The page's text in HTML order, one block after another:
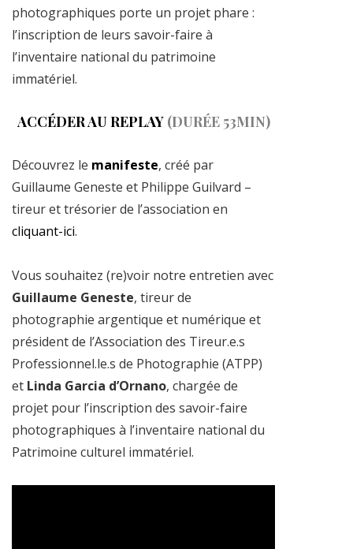
photographiques porte un projet phare :
l’inscription de leurs savoir-faire à
l’inventaire national du patrimoine
immatériel.
ACCÉDER AU REPLAY(DURÉE 53MIN)
Découvrez le manifeste, créé par
Guillaume Geneste et Philippe Guilvard –
tireur et trésorier de l’association en
cliquant-ici.
Vous souhaitez (re)voir notre entretien avec
Guillaume Geneste, tireur de
photographie argentique et numérique et
président de l’Association des Tireur.e.s
Professionnel.le.s de Photographie (ATPP)
et Linda Garcia d’Ornano, chargée de
projet pour l’inscription des savoir-faire
photographiques à l’inventaire national du
Patrimoine culturel immatériel.